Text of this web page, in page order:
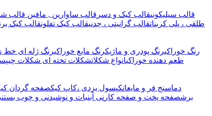
قالب سیلیکونیقالب کیک و دسر قالب ساوارین , مافین قالب
طلقی ، پلی کربناتقالب گرانیتی ، چدنیقالب کیک تفلونقالب کیک
رنگ خوراکیرنگ پودری و ماژیکرنگ مایع خوراکیرنگ ژله ای خط
طعم دهنده خوراکیانواع شکلاتشکلات تخته ای شکلات
دماسنج فر و مایعاتکپسول یزدی ،کاپ کیکصفحه گردان
برشصفحه پخت و صفحه کار نی آبنبات و نوشیدنی و چوب